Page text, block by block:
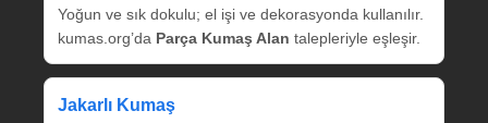
Yoğun ve sık dokulu; el işi ve dekorasyonda kullanılır.
kumas.org’da Parça Kumaş Alan talepleriyle eşleşir.
Jakarlı Kumaş